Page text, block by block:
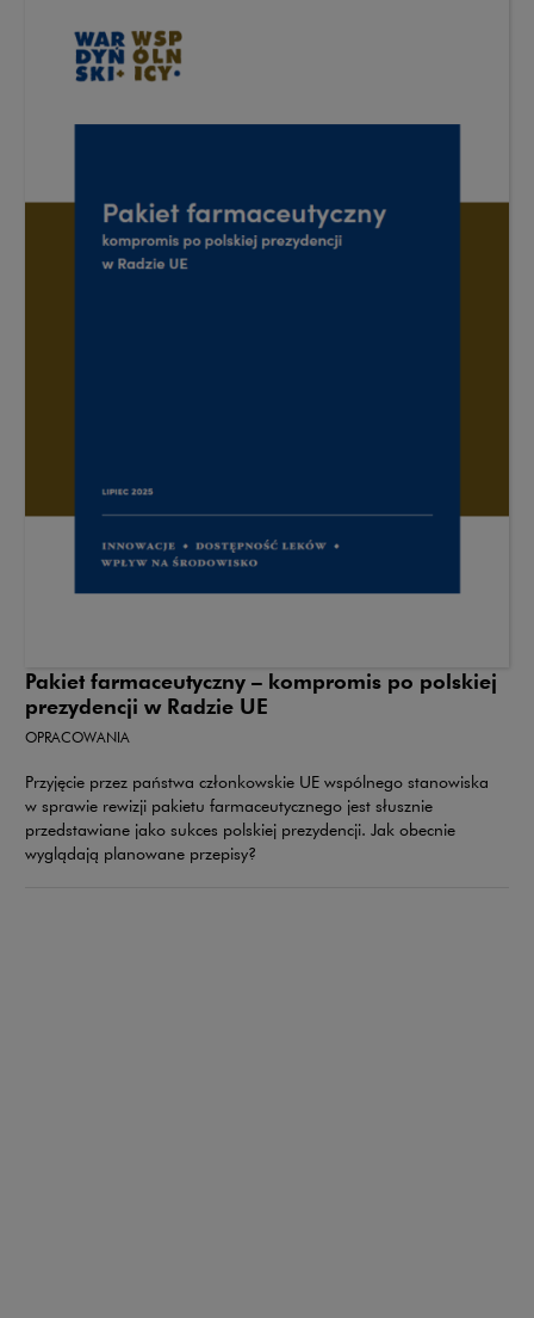
Pakiet farmaceutyczny – kompromis po polskiej
prezydencji w Radzie UE
OPRACOWANIA
Przyjęcie przez państwa członkowskie UE wspólnego stanowiska
w sprawie rewizji pakietu farmaceutycznego jest słusznie
przedstawiane jako sukces polskiej prezydencji. Jak obecnie
wyglądają planowane przepisy?